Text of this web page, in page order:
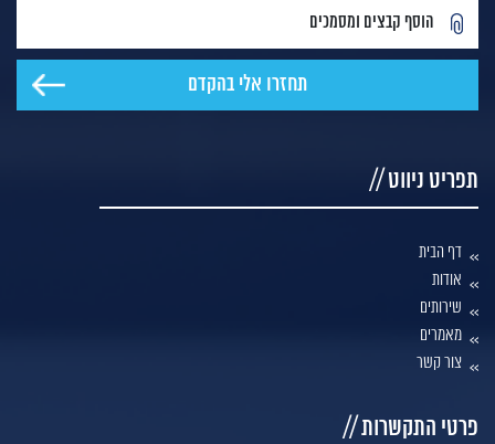
הוסף קבצים ומסמכים
תפריט ניווט //
דף הבית
אודות
שירותים
מאמרים
צור קשר
פרטי התקשרות //